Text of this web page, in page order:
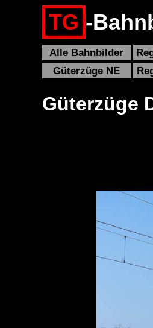
TG -
Alle Bahnbilder
Güterzüge NE
Güterzüge